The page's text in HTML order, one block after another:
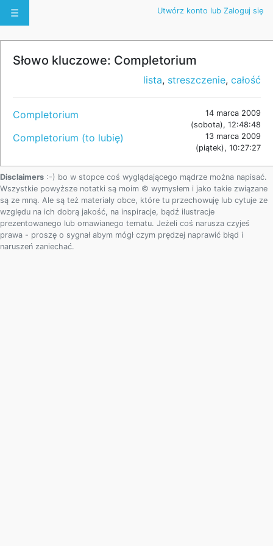
☰ Utwórz konto lub Zaloguj się
Słowo kluczowe: Completorium
lista, streszczenie, całość
Completorium
14 marca 2009
(sobota), 12:48:48
Completorium (to lubię)
13 marca 2009
(piątek), 10:27:27
Disclaimers :-) bo w stopce coś wyglądającego mądrze można napisać.
Wszystkie powyższe notatki są moim © wymysłem i jako takie związane
są ze mną. Ale są też materiały obce, które tu przechowuję lub cytuje ze
względu na ich dobrą jakość, na inspiracje, bądź ilustracje
prezentowanego lub omawianego tematu. Jeżeli coś narusza czyjeś
prawa - proszę o sygnał abym mógł czym prędzej naprawić błąd i
naruszeń zaniechać.